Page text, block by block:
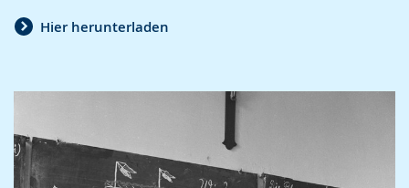
Hier herunterladen